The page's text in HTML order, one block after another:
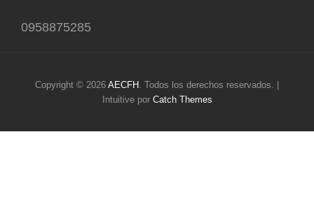
0958875285
Copyright © 2026 AECFH . Todos los derechos reservados. |
Intuitive por Catch Themes